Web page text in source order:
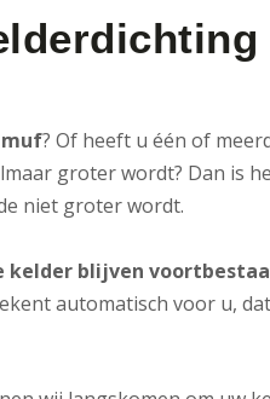
? Of heeft u één of
groter wordt? Dan is
niet groter wordt.
kelder blijven
automatisch voor u,